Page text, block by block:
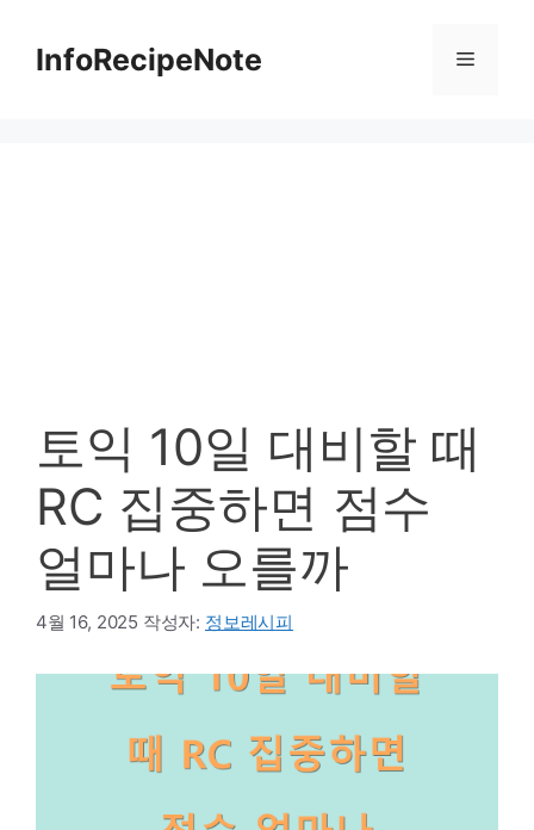
InfoRecipeNote 메
토익 10일 대비할 때
RC 집중하면 점수
얼마나 오를까
4월 16, 2025 작성자: 정보레시피